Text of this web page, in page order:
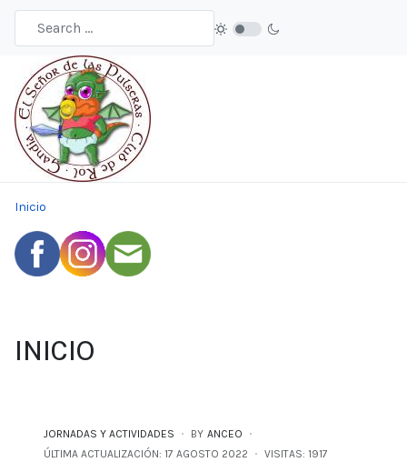
Inicio
INICIO
JORNADAS Y ACTIVIDADES BY ANCEO
ÚLTIMA ACTUALIZACIÓN: 17 AGOSTO 2022
VISITAS: 1917